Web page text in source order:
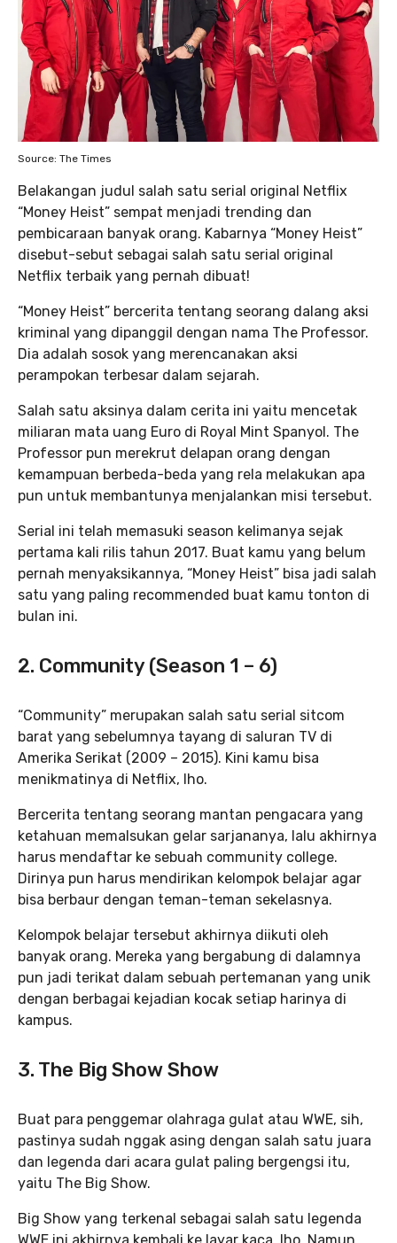
Source: The Times
Belakangan judul salah satu serial original Netflix
“Money Heist” sempat menjadi trending dan
pembicaraan banyak orang. Kabarnya “Money Heist”
disebut-sebut sebagai salah satu serial original
Netflix terbaik yang pernah dibuat!
“Money Heist” bercerita tentang seorang dalang aksi
kriminal yang dipanggil dengan nama The Professor.
Dia adalah sosok yang merencanakan aksi
perampokan terbesar dalam sejarah.
Salah satu aksinya dalam cerita ini yaitu mencetak
miliaran mata uang Euro di Royal Mint Spanyol. The
Professor pun merekrut delapan orang dengan
kemampuan berbeda-beda yang rela melakukan apa
pun untuk membantunya menjalankan misi tersebut.
Serial ini telah memasuki season kelimanya sejak
pertama kali rilis tahun 2017. Buat kamu yang belum
pernah menyaksikannya, “Money Heist” bisa jadi salah
satu yang paling recommended buat kamu tonton di
bulan ini.
2. Community (Season 1 – 6)
“Community” merupakan salah satu serial sitcom
barat yang sebelumnya tayang di saluran TV di
Amerika Serikat (2009 – 2015). Kini kamu bisa
menikmatinya di Netflix, lho.
Bercerita tentang seorang mantan pengacara yang
ketahuan memalsukan gelar sarjananya, lalu akhirnya
harus mendaftar ke sebuah community college.
Dirinya pun harus mendirikan kelompok belajar agar
bisa berbaur dengan teman-teman sekelasnya.
Kelompok belajar tersebut akhirnya diikuti oleh
banyak orang. Mereka yang bergabung di dalamnya
pun jadi terikat dalam sebuah pertemanan yang unik
dengan berbagai kejadian kocak setiap harinya di
kampus.
3. The Big Show Show
Buat para penggemar olahraga gulat atau WWE, sih,
pastinya sudah nggak asing dengan salah satu juara
dan legenda dari acara gulat paling bergengsi itu,
yaitu The Big Show.
Big Show yang terkenal sebagai salah satu legenda